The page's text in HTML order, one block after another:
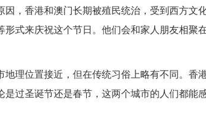
，香港和澳门长期被殖民统治，受到西方文
式来庆祝这个节日。他们会和家人朋友相聚
理位置接近，但在传统习俗上略有不同。香
过圣诞节还是春节，这两个城市的人们都能